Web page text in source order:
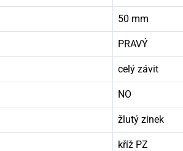
50 mm
PRAVÝ
celý závit
NO
žlutý zinek
kříž PZ